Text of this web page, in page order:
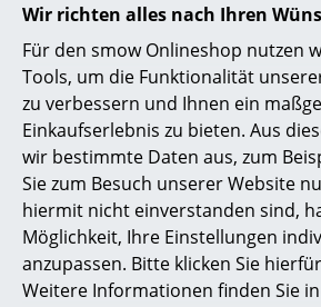
Wir richten alles nach Ihren
Für den smow Onlineshop nutzen
Tools, um die Funktionalität
zu verbessern und Ihnen ein
Einkaufserlebnis zu bieten. Aus
wir bestimmte Daten aus, zum
Sie zum Besuch unserer Website
hiermit nicht einverstanden sind,
Möglichkeit, Ihre Einstellungen
anzupassen. Bitte klicken Sie
Weitere Informationen finden Sie
Einzelbetten
Stapelbetten
Kinderbetten
Nachttische & Bettzubehör
... alle Betten
Accessoires
Uhren
Magis
Cuckoo - The Wild
Bunch Tisch, Weiß
1.428,00 €
1 x sofort lieferbar,
1